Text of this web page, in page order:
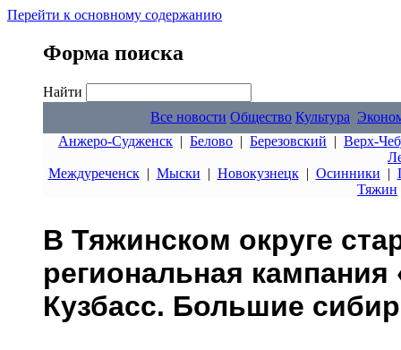
Перейти к основному содержанию
Форма поиска
Найти
Все новости Общество Культура
Анжеро-Судженск | Белово | Березовский | Верх-
Междуреченск| Мыски | Новокузнецк| Осинники |
Тяжин
В Тяжинском округе
региональная
Кузбасс. Большие